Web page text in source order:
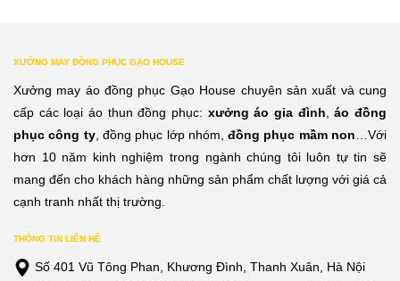
210,000đ
XƯỞNG MAY ĐỒNG PHỤC GẠO HOUSE
Xưởng may áo đồng phục Gạo House chuyên sản xuất và cung
cấp các loại áo thun đồng phục: xưởng áo gia đình,áo đồng
phục công ty, đồng phục lớp nhóm,đồng phục mầm non…Với
hơn 10 năm kinh nghiệm trong ngành chúng tôi luôn tự tin sẽ
mang đến cho khách hàng những sản phẩm chất lượng với giá cả
cạnh tranh nhất thị trường.
THÔNG TIN LIÊN HỆ
Số 401 Vũ Tông Phan, Khương Đình, Thanh Xuân, Hà Nội